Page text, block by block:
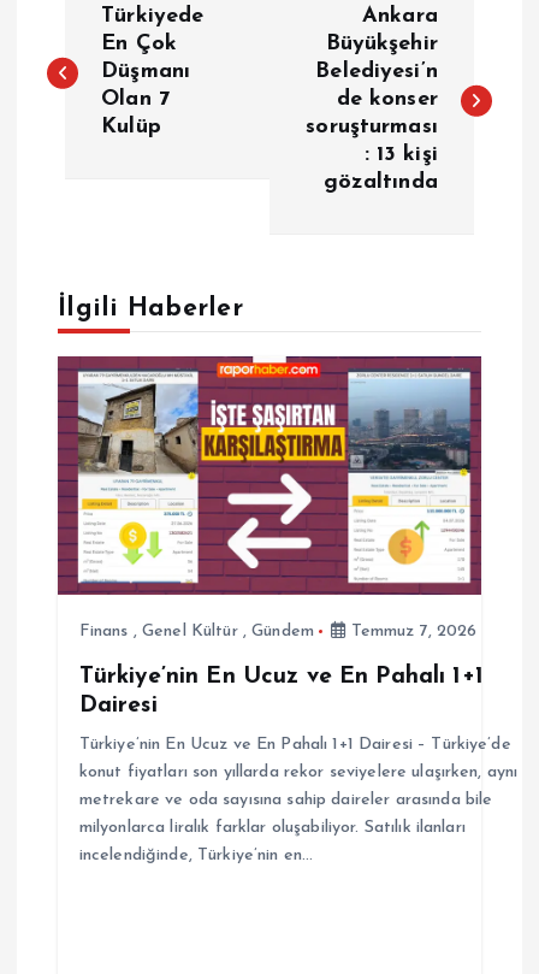
a
e
z
n
m
e
Türkiyede
En Çok
Düşmanı
Olan 7
Kulüp
Ankara
Büyükşehir
Belediyesi’n
de konser
soruşturması
: 13 kişi
gözaltında
İlgili Haberler
Finans ,Genel Kültür,Gündem Temmuz 7, 2026
Türkiye’nin En Ucuz ve En Pahalı 1+1
Dairesi
Türkiye’nin En Ucuz ve En Pahalı 1+1 Dairesi – Türkiye’de
konut fiyatları son yıllarda rekor seviyelere ulaşırken, aynı
metrekare ve oda sayısına sahip daireler arasında bile
milyonlarca liralık farklar oluşabiliyor. Satılık ilanları
incelendiğinde, Türkiye’nin en…